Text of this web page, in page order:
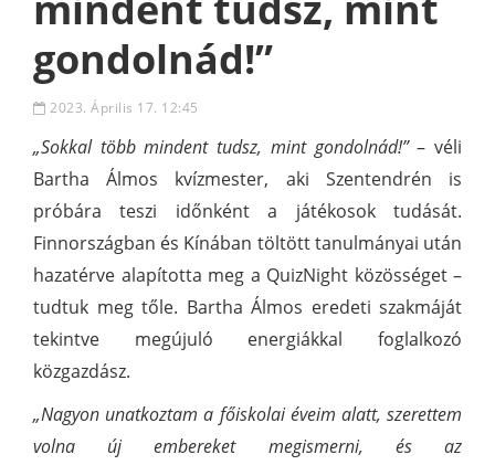
gondolnád!”
2023. Április 17. 12:45
„Sokkal több mindent tudsz, mint gondolnád!”– véli
Bartha Álmos kvízmester, aki Szentendrén is
próbára teszi időnként a játékosok tudását.
Finnországban és Kínában töltött tanulmányai után
hazatérve alapította meg a QuizNight közösséget –
tudtuk meg tőle. Bartha Álmos eredeti szakmáját
tekintve megújuló energiákkal foglalkozó
közgazdász.
„Nagyon unatkoztam a főiskolai éveim alatt, szerettem
volna új embereket megismerni, és az